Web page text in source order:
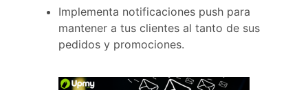
Implementa notificaciones push para
mantener a tus clientes al tanto de sus
pedidos y promociones.